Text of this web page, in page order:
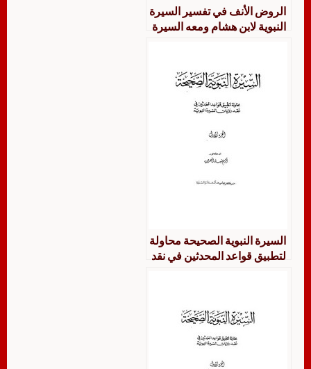
الروض الأنف في تفسير السيرة
النبوية لابن هشام ومعه السيرة
السيرة النبوية الصحيحة محاولة
لتطبيق قواعد المحدثين في نقد